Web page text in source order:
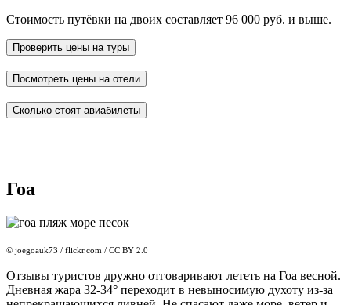
Стоимость путёвки на двоих составляет 96 000 руб. и выше.
Проверить цены на туры
Посмотреть цены на отели
Сколько стоят авиабилеты
Гоа
© joegoauk73 / flickr.com / CC BY 2.0
Отзывы туристов дружно отговаривают лететь на Гоа весной.
Дневная жара 32-34° переходит в невыносимую духоту из-за